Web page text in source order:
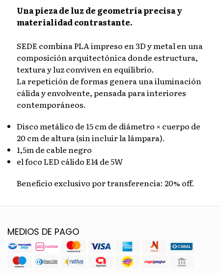
Una pieza de luz de geometría precisa y
materialidad contrastante.
SEDE combina PLA impreso en 3D y metal en una
composición arquitectónica donde estructura,
textura y luz conviven en equilibrio.
La repetición de formas genera una iluminación
cálida y envolvente, pensada para interiores
contemporáneos.
Disco metálico de 15 cm de diámetro × cuerpo de
20 cm de altura (sin incluir la lámpara).
1,5m de cable negro
el foco LED cálido E14 de 5W
Beneficio exclusivo por transferencia: 20% off.
MEDIOS DE PAGO